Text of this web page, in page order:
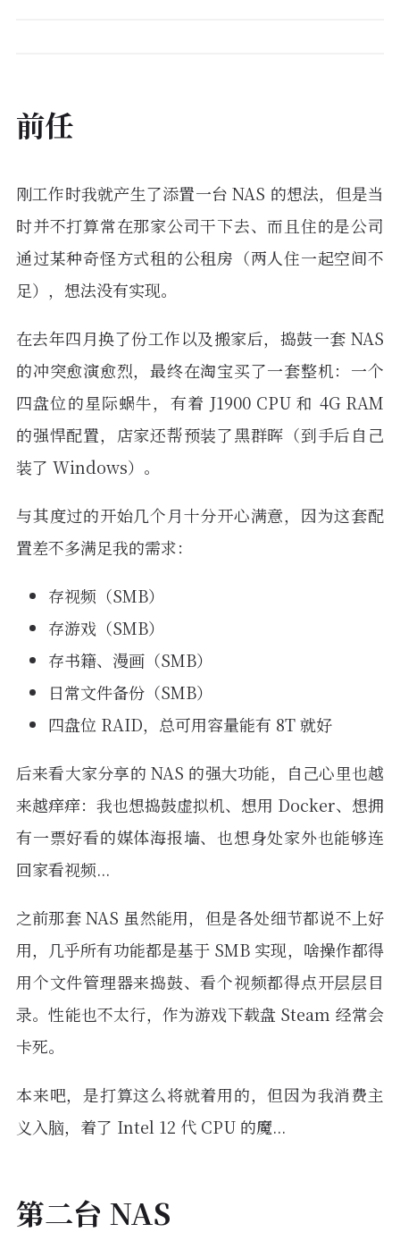
前任
刚工作时我就产生了添置一台 NAS 的想法，但是当
时并不打算常在那家公司干下去、而且住的是公司
通过某种奇怪方式租的公租房（两人住一起空间不
足），想法没有实现。
在去年四月换了份工作以及搬家后，捣鼓一套 NAS
的冲突愈演愈烈，最终在淘宝买了一套整机：一个
四盘位的星际蜗牛，有着 J1900 CPU 和 4G RAM
的强悍配置，店家还帮预装了黑群晖（到手后自己
装了 Windows）。
与其度过的开始几个月十分开心满意，因为这套配
置差不多满足我的需求：
存视频（SMB）
存游戏（SMB）
存书籍、漫画（SMB）
日常文件备份（SMB）
四盘位 RAID，总可用容量能有 8T 就好
后来看大家分享的 NAS 的强大功能，自己心里也越
来越痒痒：我也想捣鼓虚拟机、想用 Docker、想拥
有一票好看的媒体海报墙、也想身处家外也能够连
回家看视频...
之前那套 NAS 虽然能用，但是各处细节都说不上好
用，几乎所有功能都是基于 SMB 实现，啥操作都得
用个文件管理器来捣鼓、看个视频都得点开层层目
录。性能也不太行，作为游戏下载盘 Steam 经常会
卡死。
本来吧，是打算这么将就着用的，但因为我消费主
义入脑，着了 Intel 12 代 CPU 的魔...
第二台 NAS